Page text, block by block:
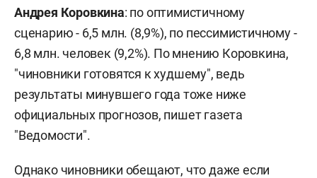
Андрея Коровкина: по оптимистичному
сценарию - 6,5 млн. (8,9%), по пессимистичному -
6,8 млн. человек (9,2%). По мнению Коровкина,
"чиновники готовятся к худшему", ведь
результаты минувшего года тоже ниже
официальных прогнозов, пишет газета
"Ведомости".
Однако чиновники обещают, что даже если